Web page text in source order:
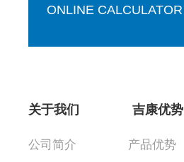
ONLINE CALCULATOR
关于我们
公司简介
吉康优势
产品优势